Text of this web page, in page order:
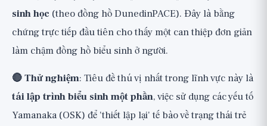
sinh học (theo đồng hồ DunedinPACE). Đây là bằng
chứng trực tiếp đầu tiên cho thấy một can thiệp đơn giản
làm chậm đồng hồ biểu sinh ở người.
🔴 Thử nghiệm: Tiêu đề thú vị nhất trong lĩnh vực này là
tái lập trình biểu sinh một phần, việc sử dụng các yếu tố
Yamanaka (OSK) để 'thiết lập lại' tế bào về trạng thái trẻ